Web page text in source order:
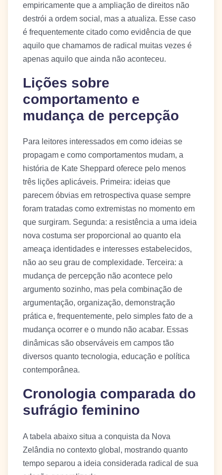
empiricamente que a ampliação de direitos não
destrói a ordem social, mas a atualiza. Esse caso
é frequentemente citado como evidência de que
aquilo que chamamos de radical muitas vezes é
apenas aquilo que ainda não aconteceu.
Lições sobre
comportamento e
mudança de percepção
Para leitores interessados em como ideias se
propagam e como comportamentos mudam, a
história de Kate Sheppard oferece pelo menos
três lições aplicáveis. Primeira: ideias que
parecem óbvias em retrospectiva quase sempre
foram tratadas como extremistas no momento em
que surgiram. Segunda: a resistência a uma ideia
nova costuma ser proporcional ao quanto ela
ameaça identidades e interesses estabelecidos,
não ao seu grau de complexidade. Terceira: a
mudança de percepção não acontece pelo
argumento sozinho, mas pela combinação de
argumentação, organização, demonstração
prática e, frequentemente, pelo simples fato de a
mudança ocorrer e o mundo não acabar. Essas
dinâmicas são observáveis em campos tão
diversos quanto tecnologia, educação e política
contemporânea.
Cronologia comparada do
sufrágio feminino
A tabela abaixo situa a conquista da Nova
Zelândia no contexto global, mostrando quanto
tempo separou a ideia considerada radical de sua